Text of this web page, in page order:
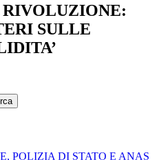
RIVOLUZIONE:
SULLE
POLIZIA DI STATO E ANAS